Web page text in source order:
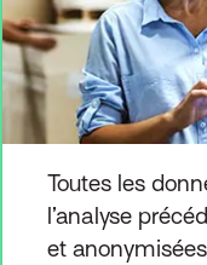
Toutes les
l’analyse
et